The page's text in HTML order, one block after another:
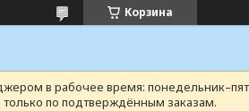
Корзина
в рабочее время:
по подтверждённым заказам.